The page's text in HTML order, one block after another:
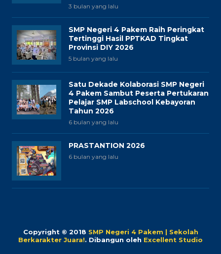
3 bulan yang lalu
SMP Negeri 4 Pakem Raih Peringkat
Tertinggi Hasil PPTKAD Tingkat
Provinsi DIY 2026
5 bulan yang lalu
Satu Dekade Kolaborasi SMP Negeri
4 Pakem Sambut Peserta Pertukaran
Pelajar SMP Labschool Kebayoran
Tahun 2026
6 bulan yang lalu
PRASTANTION 2026
6 bulan yang lalu
Copyright © 2018 SMP Negeri 4 Pakem | Sekolah
Berkarakter Juara!. Dibangun oleh Excellent Studio